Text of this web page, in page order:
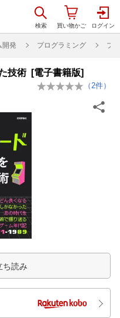
開発 プログラミング プ
技術 [電子書籍版]
（2件）
ち読み